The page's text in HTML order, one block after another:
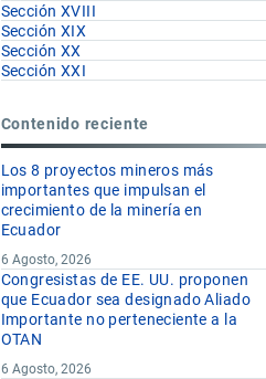
Sección XVIII
Sección XIX
Sección XX
Sección XXI
Contenido reciente
Los 8 proyectos mineros más
importantes que impulsan el
crecimiento de la minería en
Ecuador
6 Agosto, 2026
Congresistas de EE. UU. proponen
que Ecuador sea designado Aliado
Importante no perteneciente a la
OTAN
6 Agosto, 2026